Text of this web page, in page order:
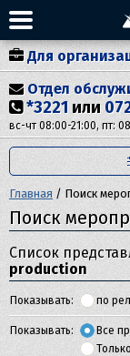
Для
Отдел
*3221 или
вс-чт 08:00-21:00, пт:
Главная / Поиск
Поиск
Список
production
Показывать: по
Показывать:
Все